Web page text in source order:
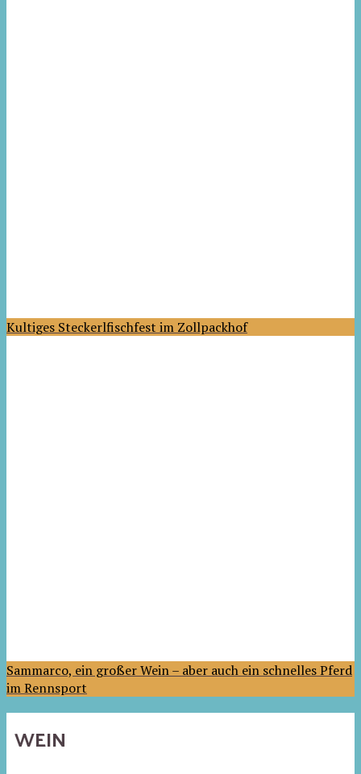
Kultiges Steckerlfischfest im Zollpackhof
Sammarco, ein großer Wein – aber auch ein schnelles Pferd
im Rennsport
WEIN